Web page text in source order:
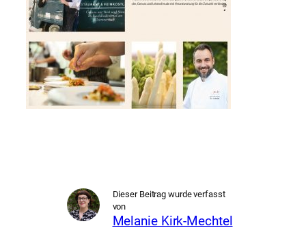
Dieser Beitrag wurde verfasst
von
Melanie Kirk-Mechtel